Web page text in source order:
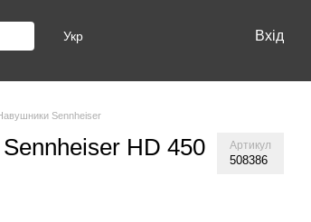
Укр Вхід
Sennheiser
HD 450
Артикул
508386